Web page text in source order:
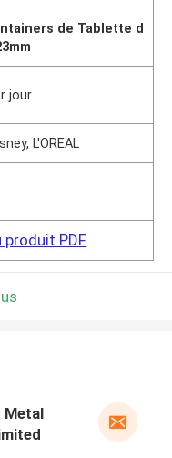
de Tablette d
jour
L'OREAL
produit PDF
Metal